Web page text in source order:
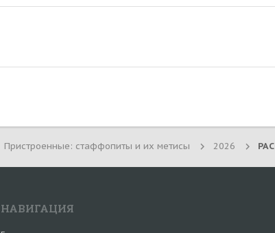
Пристроенные: стаффопиты и их метисы 2026
НАВИГАЦИЯ